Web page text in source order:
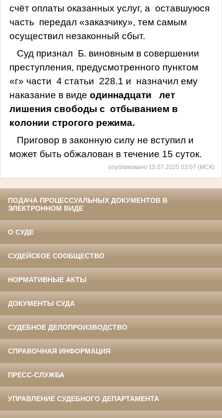
счёт оплаты оказанных услуг, а оставшуюся
часть передал «заказчику», тем самым
осуществил незаконный сбыт.
Суд признал Б. виновным в совершении
преступления, предусмотренного пунктом
«г» части 4 статьи 228.1 и назначил ему
наказание в виде одиннадцати
лет
лишения свободы с отбыванием в
колонии строгого режима.
Приговор в законную силу не вступил и
может быть обжалован в течение 15 суток.
опубликовано 15.07.2025 03:07 (МСК)
ПОДАЧА ПРОЦЕССУАЛЬНЫХ ДОКУМЕНТОВ В
ЭЛЕКТРОННОМ ВИДЕ
О СУДЕ
СУДЕЙСКОЕ СООБЩЕСТВО
НОРМАТИВНЫЕ АКТЫ
ДОКУМЕНТЫ СУДА
СУДЕБНОЕ ДЕЛОПРОИЗВОДСТВО
СПРАВОЧНАЯ ИНФОРМАЦИЯ
ПРЕСС-СЛУЖБА
УПРАВЛЕНИЕ СУДЕБНОГО ДЕПАРТАМЕНТА